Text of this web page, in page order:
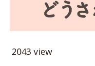
2043 view